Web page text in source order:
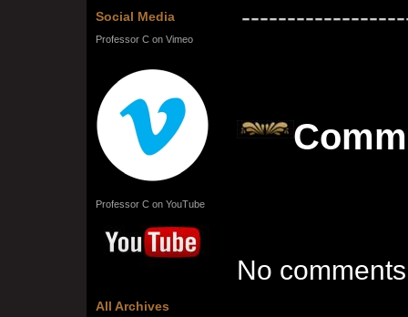
Social Media
Professor C on Vimeo
Professor C on YouTube
All Archives
No